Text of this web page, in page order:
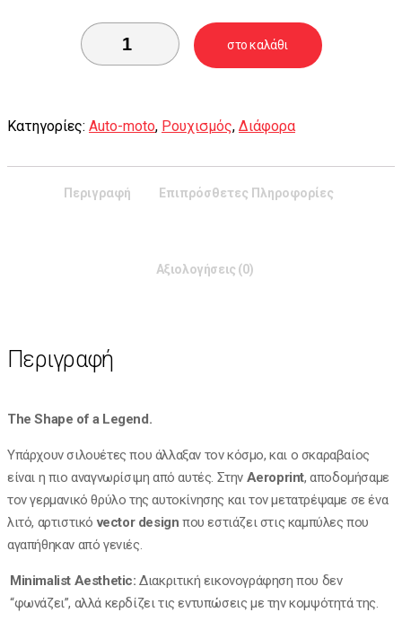
στο καλάθι
Κατηγορίες: Auto-moto, Ρουχισμός, Διάφορα
Περιγραφή Επιπρόσθετες Πληροφορίες
Αξιολογήσεις (0)
Περιγραφή
The Shape of a Legend.
Υπάρχουν σιλουέτες που άλλαξαν τον κόσμο, και ο σκαραβαίος
είναι η πιο αναγνωρίσιμη από αυτές. Στην Aeroprint, αποδομήσαμε
τον γερμανικό θρύλο της αυτοκίνησης και τον μετατρέψαμε σε ένα
λιτό, αρτιστικόvector design που εστιάζει στις καμπύλες που
αγαπήθηκαν από γενιές.
Minimalist Aesthetic: Διακριτική εικονογράφηση που δεν
“φωνάζει”, αλλά κερδίζει τις εντυπώσεις με την κομψότητά της.